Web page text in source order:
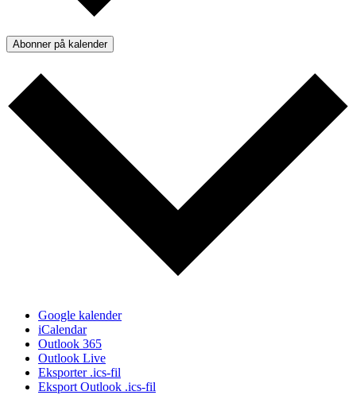
Abonner på kalender
Google kalender
iCalendar
Outlook 365
Outlook Live
Eksporter .ics-fil
Eksport Outlook .ics-fil